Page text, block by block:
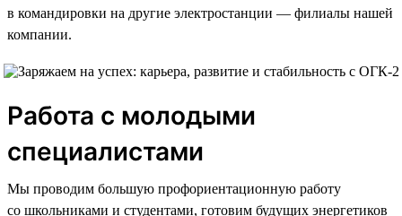
в командировки на другие электростанции — филиалы нашей
компании.
Работа с молодыми
специалистами
Мы проводим большую профориентационную работу
со школьниками и студентами, готовим будущих энергетиков